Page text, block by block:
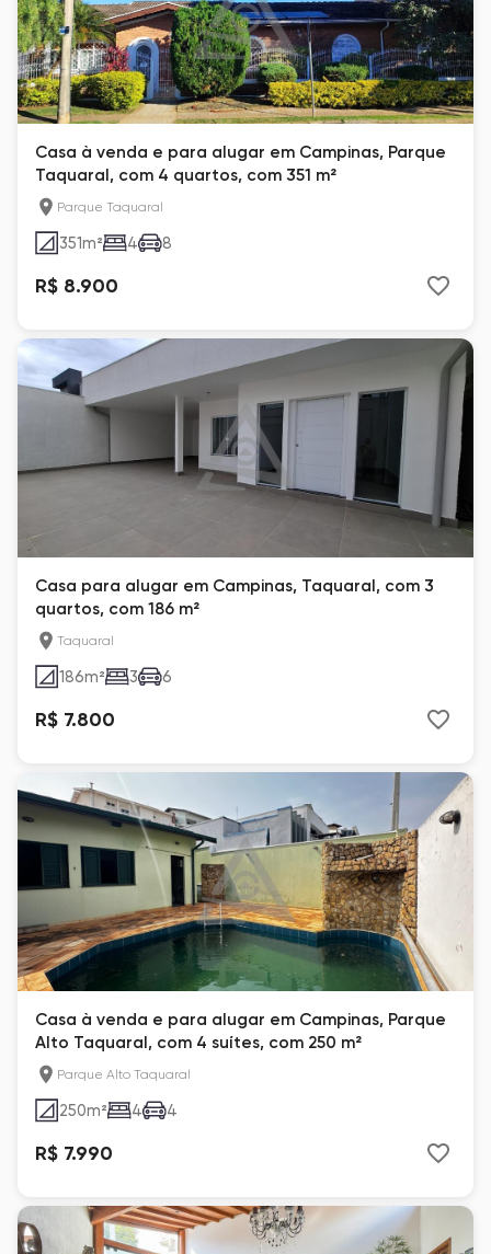
Casa à venda e para alugar em Campinas, Parque
Taquaral, com 4 quartos, com 351 m²
Parque Taquaral
351m² 4 8
R$ 8.900
Casa para alugar em Campinas, Taquaral, com 3
quartos, com 186 m²
Taquaral
186m² 3 6
R$ 7.800
Casa à venda e para alugar em Campinas, Parque
Alto Taquaral, com 4 suítes, com 250 m²
Parque Alto Taquaral
250m² 4 4
R$ 7.990